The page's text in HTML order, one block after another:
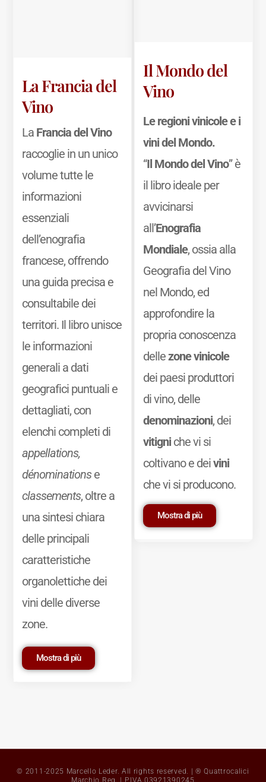
La Francia del
Vino
La Francia del Vino
raccoglie in un unico
volume tutte le
informazioni
essenziali
dell’enografia
francese, offrendo
una guida precisa e
consultabile dei
territori. Il libro unisce
le informazioni
generali a dati
geografici puntuali e
dettagliati, con
elenchi completi di
appellations,
dénominationse
classements, oltre a
una sintesi chiara
delle principali
caratteristiche
organolettiche dei
vini delle diverse
zone.
Mostra di più
Il Mondo del
Vino
Le regioni vinicole e i
vini del Mondo.
“Il Mondo del Vino” è
il libro ideale per
avvicinarsi
all’Enografia
Mondiale, ossia alla
Geografia del Vino
nel Mondo, ed
approfondire la
propria conoscenza
dellezone vinicole
dei paesi produttori
di vino, delle
denominazioni, dei
vitigniche vi si
coltivano e deivini
che vi si producono.
Mostra di più
© 2011-2025 Marcello Leder. All rights reserved. | ® Quattrocalici
Marchio Reg. | P.IVA 03921390245